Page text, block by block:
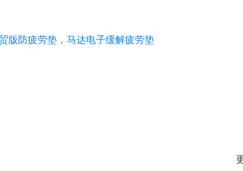
版防疲劳垫，马达电子缓解疲劳垫